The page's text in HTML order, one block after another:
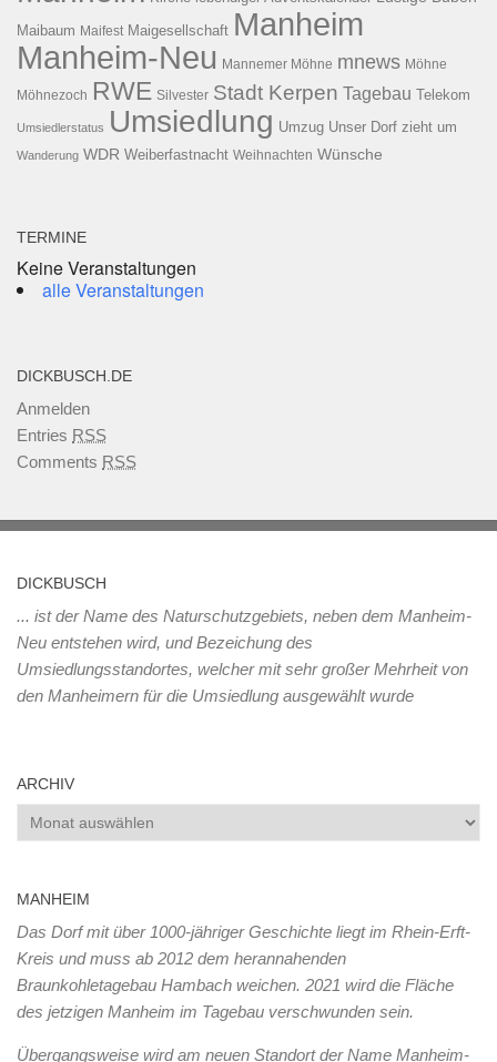
Maibaum Maifest Maigesellschaft Manheim
Manheim-Neu Mannemer Möhne mnews Möhne
Möhnezoch RWE Silvester Stadt Kerpen Tagebau Telekom
Umsiedlerstatus Umsiedlung Umzug Unser Dorf zieht um
Wanderung WDR Weiberfastnacht Weihnachten Wünsche
TERMINE
Keine Veranstaltungen
alle Veranstaltungen
DICKBUSCH.DE
Anmelden
Entries RSS
Comments RSS
DICKBUSCH
... ist der Name des Naturschutzgebiets, neben dem Manheim-
Neu entstehen wird, und Bezeichung des
Umsiedlungsstandortes, welcher mit sehr großer Mehrheit von
den Manheimern für die Umsiedlung ausgewählt wurde
ARCHIV
Archiv
MANHEIM
Das Dorf mit über 1000-jähriger Geschichte liegt im Rhein-Erft-
Kreis und muss ab 2012 dem herannahenden
Braunkohletagebau Hambach weichen. 2021 wird die Fläche
des jetzigen Manheim im Tagebau verschwunden sein.
Übergangsweise wird am neuen Standort der Name Manheim-